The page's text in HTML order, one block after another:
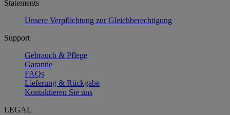
Statements
Unsere Verpflichtung zur Gleichberechtigung
Support
Gebrauch & Pflege
Garantie
FAQs
Lieferung & Rückgabe
Kontaktieren Sie uns
LEGAL